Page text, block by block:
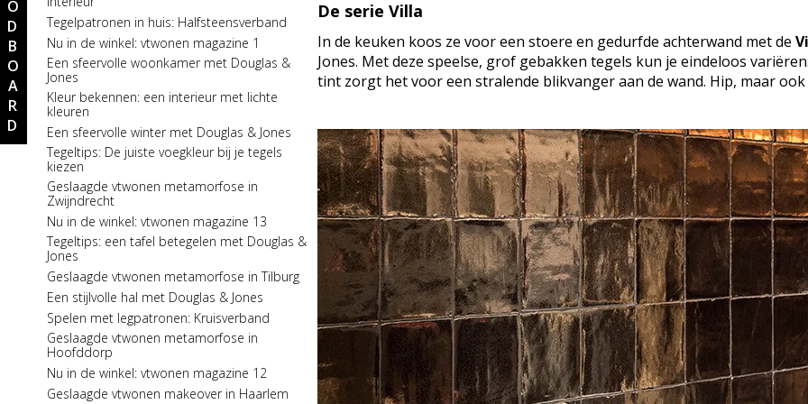
Nu in de winkel: vtverbouwen
badkamerspecial
Nu in de winkel: Stijlvol Wonen 6
Spelen met tegelpatronen: Visgraatpatroon
Kleur bekennen: koele tinten in je interieur
Serie in the spotlight: One by One
Een stijlvolle slaapkamer met Douglas &
Jones
Spelen met tegelpatronen:
Halfsteensverband
Een zinderende zomer met Douglas & Jones
Nu in de winkel: Stijlvol Wonen 5
Prachtige binnenkijker: Woonboerderij in
Gelderland
Nieuw in de collectie: serie Marbles
Een sfeervolle badkamer met Douglas &
Jones
Spelen met tegelpatronen: Kruisverband
Nu in de winkel: vtverbouwen vloer &
wandspecial
Een stijlvolle keuken met Douglas & Jones
Tegelpatronen in huis: Halfsteensverband
Nu in de winkel: vtwonen magazine 1
Een sfeervolle woonkamer met Douglas &
Jones
Kleur bekennen: een interieur met lichte
kleuren
Een sfeervolle winter met Douglas & Jones
Tegeltips: De juiste voegkleur bij je tegels
kiezen
Geslaagde vtwonen metamorfose in
Zwijndrecht
Nu in de winkel: vtwonen magazine 13
Tegeltips: een tafel betegelen met Douglas &
Jones
Geslaagde vtwonen metamorfose in Tilburg
Een stijlvolle hal met Douglas & Jones
Spelen met legpatronen: Kruisverband
Geslaagde vtwonen metamorfose in
Hoofddorp
Nu in de winkel: vtwonen magazine 12
Geslaagde vtwonen makeover in Haarlem
De serie Villa
In de keuken koos ze voor een stoere en gedurfde achterwand met de
Jones. Met deze speelse, grof gebakken tegels kun je eindeloos
tint zorgt het voor een stralende blikvanger aan de wand. Hip, maar
MOODBOARD